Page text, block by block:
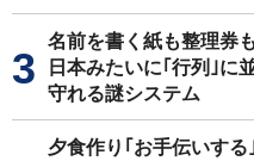
名前を書く紙も整理券
日本みたいに｢行列｣に
守れる謎システム
夕食作り｢お手伝いす